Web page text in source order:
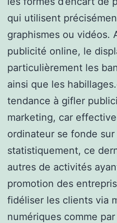
qui utilisent
graphismes ou vidéos.
publicité online, le
particulièrement les
ainsi que les
tendance à gifler
marketing, car
ordinateur se fonde
statistiquement, ce
autres de activités
promotion des
fidéliser les clients via
numériques comme